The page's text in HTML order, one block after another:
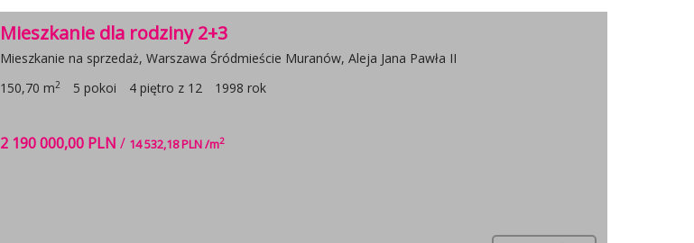
Mieszkanie dla rodziny 2+3
Mieszkanie na sprzedaż, Warszawa Śródmieście Muranów, Aleja Jana Pawła II
150,70 m2 5 pokoi 4 piętro z 12 1998 rok
2 190 000,00 PLN / 14 532,18 PLN /m2